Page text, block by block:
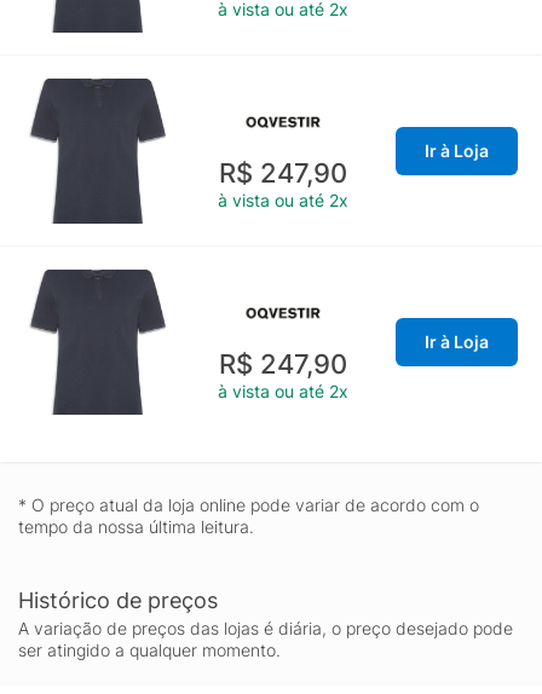
à vista ou até 2x
R$ 247,90
à vista ou até 2x
Ir à Loja
R$ 247,90
à vista ou até 2x
Ir à Loja
* O preço atual da loja online pode variar de acordo com o
tempo da nossa última leitura.
Histórico de preços
A variação de preços das lojas é diária, o preço desejado pode
ser atingido a qualquer momento.